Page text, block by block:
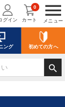
menu
メニュー
グイン カート
0
ング 初めての方へ
search